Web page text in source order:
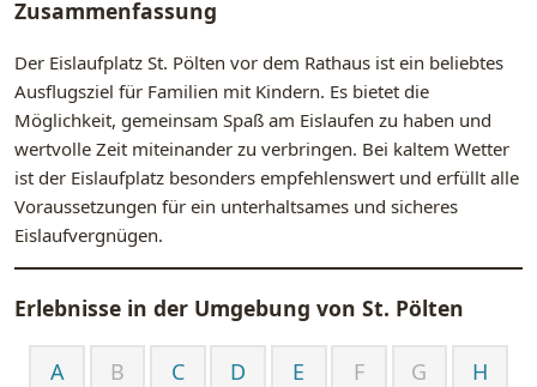
Zusammenfassung
Der Eislaufplatz St. Pölten vor dem Rathaus ist ein beliebtes
Ausflugsziel für Familien mit Kindern. Es bietet die
Möglichkeit, gemeinsam Spaß am Eislaufen zu haben und
wertvolle Zeit miteinander zu verbringen. Bei kaltem Wetter
ist der Eislaufplatz besonders empfehlenswert und erfüllt alle
Voraussetzungen für ein unterhaltsames und sicheres
Eislaufvergnügen.
Erlebnisse in der Umgebung von St. Pölten
A B C D E F G H